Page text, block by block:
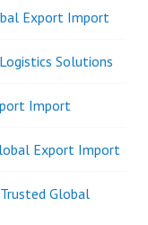
Export Import
Solutions
Import
Export Import
Global